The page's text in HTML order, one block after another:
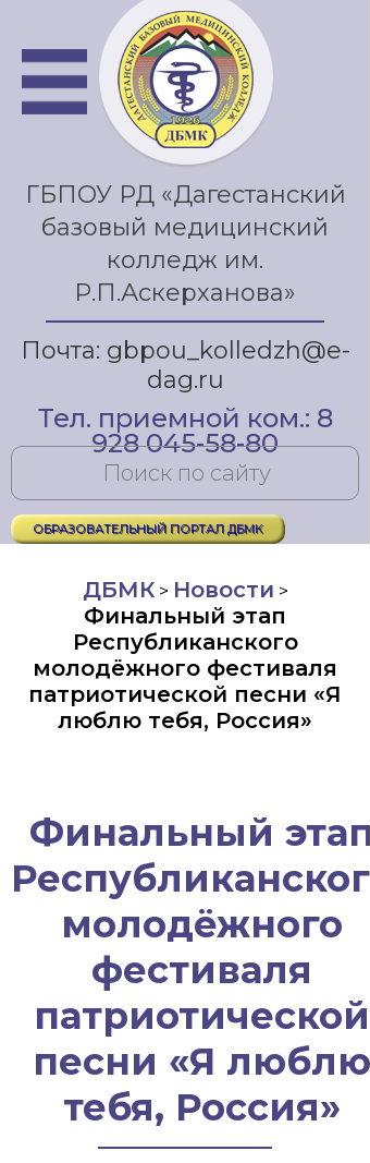
ГБПОУ РД «Дагестанский
базовый медицинский
колледж им.
Р.П.Аскерханова»
Почта: gbpou_kolledzh@e-
dag.ru
Тел. приемной ком.: 8
928 045-58-80
ОБРАЗОВАТЕЛЬНЫЙ ПОРТАЛ ДБМК
ДБМК> Новости >
Финальный этап
Республиканского
молодёжного фестиваля
патриотической песни «Я
люблю тебя, Россия»
Финальный этап
Республиканского
молодёжного
фестиваля
патриотической
песни «Я люблю
тебя, Россия»